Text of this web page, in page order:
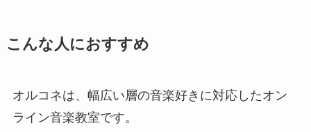
こんな人におすすめ
オルコネは、幅広い層の音楽好きに対応したオン
ライン音楽教室です。